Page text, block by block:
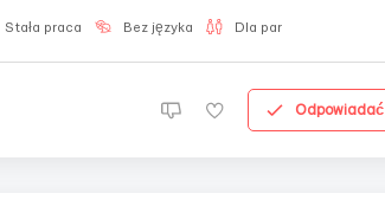
Stała praca Bez języka Dla par
Odpowiadać